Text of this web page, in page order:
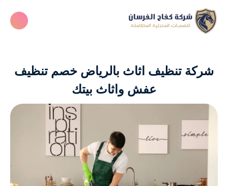
شركة تنظيف اثاث بالرياض خصم تنظيف
عفش واثاث بيتك